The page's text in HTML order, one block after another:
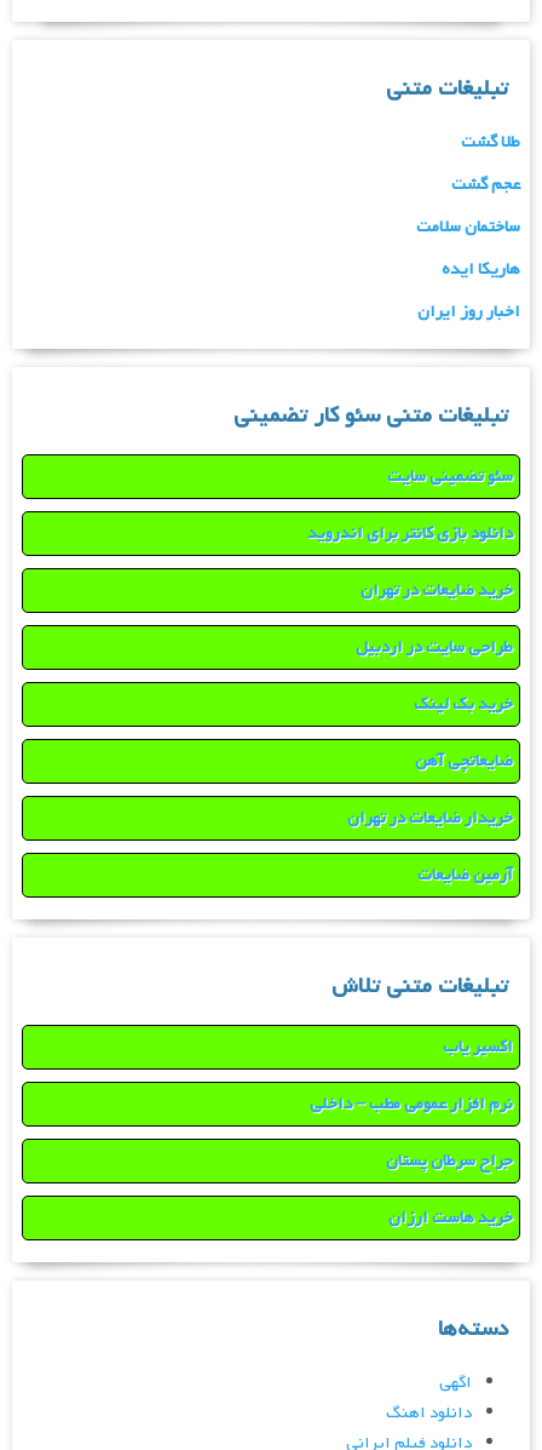
تبلیغات متنی
طلا گشت
عجم گشت
ساختمان سلامت
هاریکا ایده
اخبار روز ایران
تبلیغات متنی سئو کار تضمینی
سئو تضمینی سایت
دانلود بازی کانتر برای اندروید
خرید ضایعات در تهران
طراحی سایت در اردبیل
خرید بک لینک
ضایعاتچی آهن
خریدار ضایعات در تهران
آرمین ضایعات
تبلیغات متنی تلاش
اکسیر یاب
نرم افزار عمومی مطب – داخلی
جراح سرطان پستان
خرید هاست ارزان
دسته‌ها
اگهی
دانلود اهنگ
دانلود فیلم ایرانی